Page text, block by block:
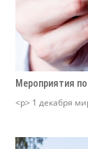
Мероприятия
<p> 1 декабря